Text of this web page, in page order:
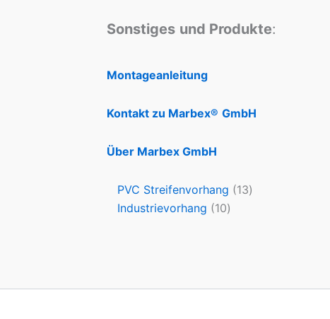
Sonstiges und Produkte:
Montageanleitung
Kontakt zu Marbex® GmbH
Über Marbex GmbH
PVC Streifenvorhang 13
Industrievorhang 10